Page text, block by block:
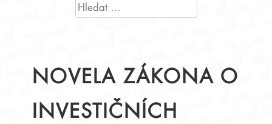
VYHLEDÁVÁNÍ
NOVELA ZÁKONA O
INVESTIČNÍCH